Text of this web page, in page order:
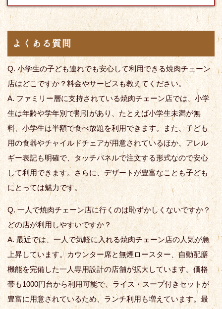
よくある質問
Q. 小学生の子ども連れでも安心して利用できる焼肉チェーン
店はどこですか？料金やサービスも教えてください。
A. ファミリー層に支持されている焼肉チェーン店では、小学
生は年齢や学年別で割引があり、たとえば小学生未満が無
料、小学生は半額で食べ放題を利用できます。また、子ども
用の食器やチャイルドチェアが用意されているほか、アレル
ギー表記も明確で、タッチパネルで注文する形式なので安心
して利用できます。さらに、デザートが豊富なことも子ども
にとっては魅力です。
Q. 一人で焼肉チェーン店に行くのは恥ずかしくないですか？
どの店が利用しやすいですか？
A. 最近では、一人で気軽に入れる焼肉チェーン店の人気が急
上昇しています。カウンター席と無煙ロースター、自動配膳
機能を完備した一人専用設計の店舗が拡大しています。価格
帯も1000円台から利用可能で、ライス・スープ付きセットが
豊富に用意されているため、ランチ利用も増えています。最